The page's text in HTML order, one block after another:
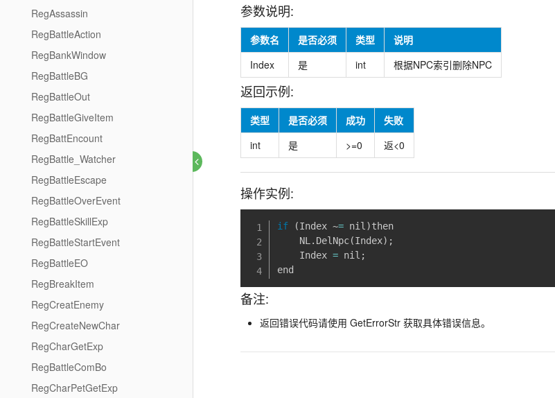
RegAssassin
RegBattleAction
RegBankWindow
RegBattleBG
RegBattleOut
RegBattleGiveItem
RegBattEncount
RegBattle_Watcher
RegBattleEscape
RegBattleOverEvent
RegBattleSkillExp
RegBattleStartEvent
RegBattleEO
RegBreakItem
RegCreatEnemy
RegCreateNewChar
RegCharGetExp
RegBattleComBo
RegCharPetGetExp
参数说明:
参数名 是否必须 类型
说明
Index
是 int 根据NPC索引删除NPC
返回示例:
类型 是否必须 成功
失败
int
是 >=0 返<0
操作实例:
if (Index ~= nil )then
    NL.DelNpc
(Index) ;
    Index
= nil ;
end
备注:
返回错误代码请使用 GetErrorStr 获取具体错误信息。